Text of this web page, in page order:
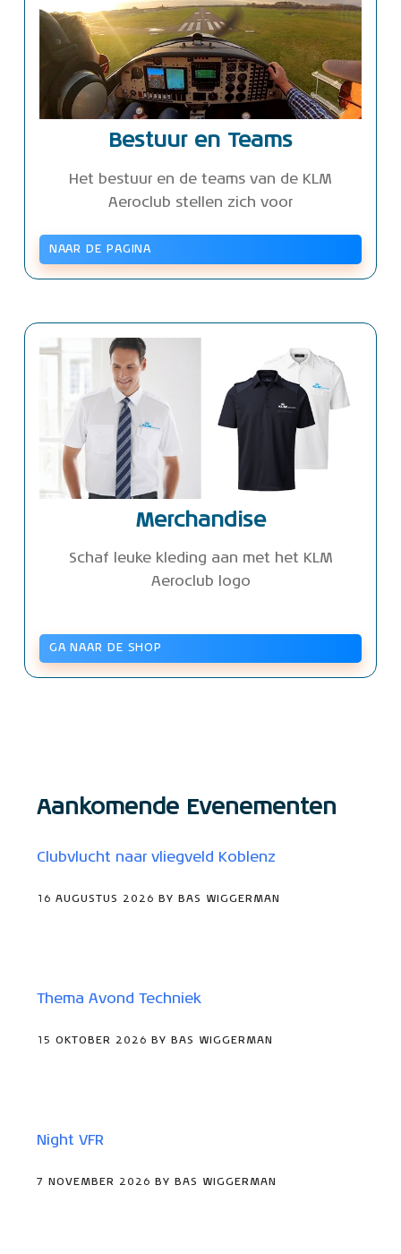
Bestuur en Teams
Het bestuur en de teams van de KLM
Aeroclub stellen zich voor
NAAR DE PAGINA
Merchandise
Schaf leuke kleding aan met het KLM
Aeroclub logo
GA NAAR DE SHOP
Aankomende Evenementen
Clubvlucht naar vliegveld Koblenz
16 AUGUSTUS 2026 BY BAS WIGGERMAN
Thema Avond Techniek
15 OKTOBER 2026 BY BAS WIGGERMAN
Night VFR
7 NOVEMBER 2026 BY BAS WIGGERMAN